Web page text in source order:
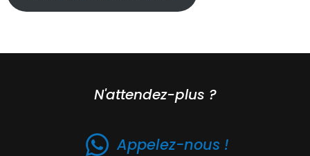
N'attendez-plus ?
Appelez-nous !